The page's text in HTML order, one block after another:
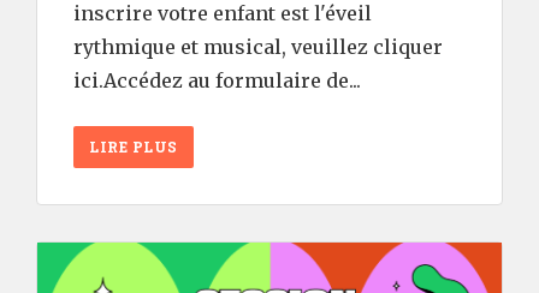
inscrire votre enfant est l'éveil
rythmique et musical, veuillez cliquer
ici.Accédez au formulaire de...
LIRE PLUS